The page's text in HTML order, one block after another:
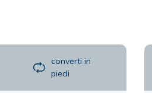
converti in
piedi